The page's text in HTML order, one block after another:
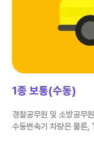
1종 보통(수동)
경찰공무원 및 소방공무
수동변속기 차량은 물론,